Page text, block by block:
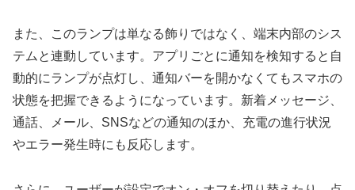
また、このランプは単なる飾りではなく、端末内部のシス
テムと連動しています。アプリごとに通知を検知すると自
動的にランプが点灯し、通知バーを開かなくてもスマホの
状態を把握できるようになっています。新着メッセージ、
通話、メール、SNSなどの通知のほか、充電の進行状況
やエラー発生時にも反応します。